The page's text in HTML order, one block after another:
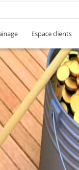
Espace clients